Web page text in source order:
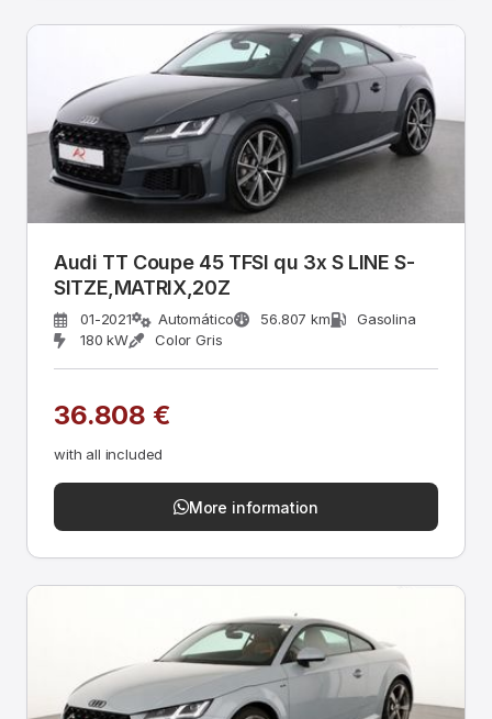
Audi TT Coupe 45 TFSI qu 3x S LINE S-
SITZE,MATRIX,20Z
01-2021 Automático 56.807 km
Gasolina
180 kW
Color Gris
36.808 €
with all included
More information